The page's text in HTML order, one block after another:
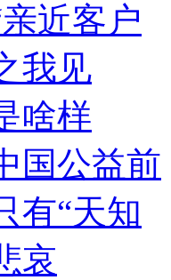
近客户
我见
啥样
国公益前
有“天知
哀